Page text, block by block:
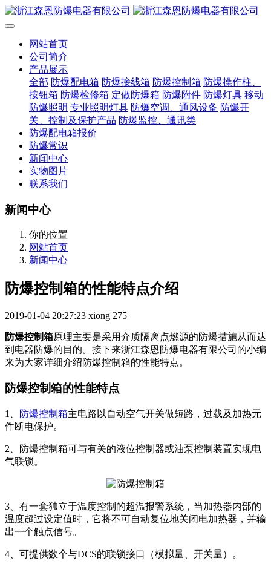
网站首页
公司简介
产品展示
全部 防爆配电箱 防爆接线箱 防爆控制箱 防爆操作柱、
按钮箱 防爆检修箱 定做防爆箱 防爆附件 防爆灯具 移动
防爆照明 专业照明灯具 防爆空调、通风设备 防爆开
关、控制及保护产品 防爆监控、通讯类
防爆配电箱报价
防爆常识
新闻中心
实物图片
联系我们
新闻中心
你的位置
网站首页
新闻中心
防爆控制箱的性能特点介绍
2019-01-04 20:27:23 xiong 275
防爆控制箱原理主要是采用介质隔离点燃源的防爆措施从而达
到电器防爆的目的。接下来浙江森恩防爆电器有限公司的小编
来为大家详细介绍防爆控制箱的性能特点。
防爆控制箱的性能特点
1、 防爆控制箱主电路以自动空气开关做短路，过载及加热元
件断电保护。
2、防爆控制箱可与有关的液位控制器或油泵控制装置实现电
气联锁。
3、有一套独立于温度控制的超温报警系统，当加热器内部的
温度超过设定值时，它将不可自动复位地关闭电加热器，并输
出一个触点信号。
4、可提供数个与DCS的联锁接口（模拟量、开关量）。